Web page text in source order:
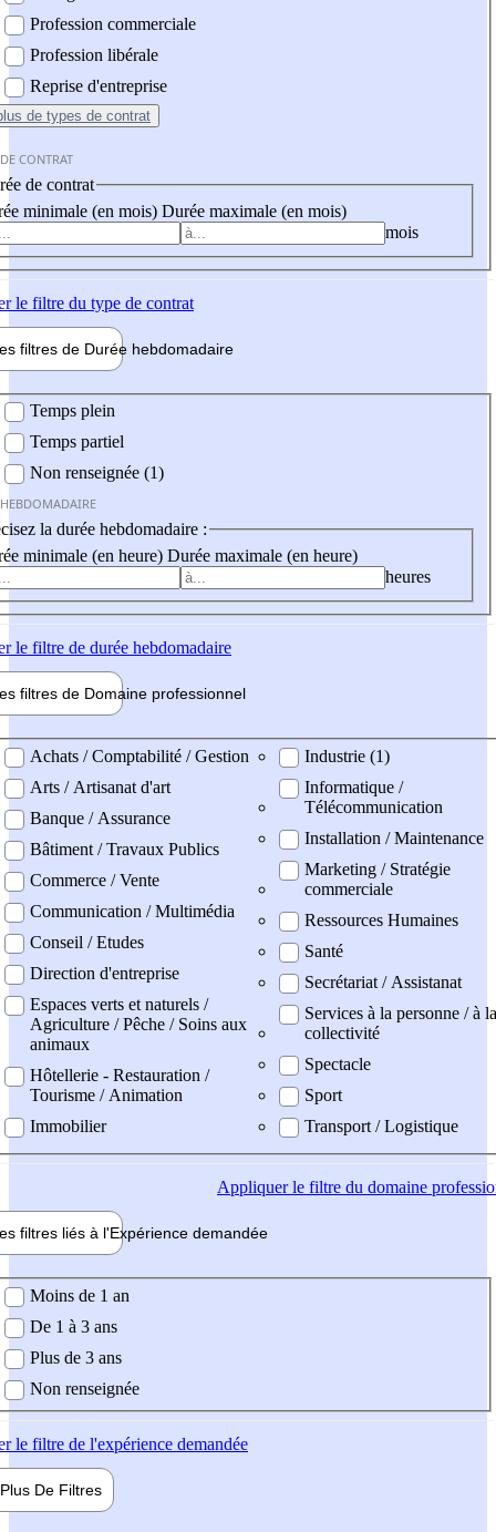
Profession commerciale
Profession libérale
Reprise d'entreprise
de types de contrat
CONTRAT
de contrat
minimale (en mois) Durée maximale (en mois)
mois
le filtre du type de contrat
filtres de Durée hebdomadaire
Temps plein
Temps partiel
Non renseignée (1)
la durée hebdomadaire :
minimale (en heure) Durée maximale (en heure)
heures
le filtre de durée hebdomadaire
filtres de Domaine professionnel
professionel
Achats / Comptabilité / Gestion
Arts / Artisanat d'art
Banque / Assurance
Bâtiment / Travaux Publics
Commerce / Vente
Communication / Multimédia
Conseil / Etudes
Direction d'entreprise
Espaces verts et naturels /
Agriculture / Pêche / Soins aux
animaux
Hôtellerie - Restauration /
Tourisme / Animation
Immobilier
Industrie (1)
Informatique /
Télécommunication
Installation / Maintenance
Marketing / Stratégie
commerciale
Ressources Humaines
Santé
Secrétariat / Assistanat
Services à la personne / à la
collectivité
Spectacle
Sport
Transport / Logistique
Appliquerle filtre du domaine
filtres liés à l'Expérience demandée
demandée
Moins de 1 an
De 1 à 3 ans
Plus de 3 ans
Non renseignée
le filtre de l'expérience demandée
Plus De Filtres